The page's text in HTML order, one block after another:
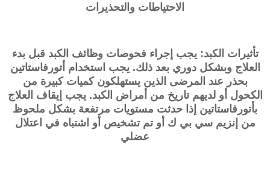
الاحتياطات والتحذيرات
تأثيرات الكبد: يجب إجراء فحوصات وظائف الكبد قبل بدء
العلاج وبشكل دوري بعد ذلك. يجب استخدام أتورفاستاتين
بحذر عند المرضى الذين يستهلكون كميات كبيرة من
الكحول أو لديهم تاريخ من أمراض الكبد. يجب إيقاف العلاج
بأتورفاستاتين إذا حدثت مستويات مرتفعة بشكل ملحوظ
من إنزيم سي بي ك أو تم تشخيص أو اشتباه في اعتلال
عضلي